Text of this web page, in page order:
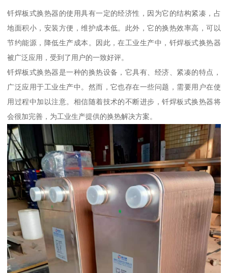
钎焊板式换热器的使用具有一定的经济性，因为它的结构紧凑，占
地面积小，安装方便，维护成本低。此外，它的换热效率高，可以
节约能源，降低生产成本。因此，在工业生产中，钎焊板式换热器
被广泛应用，受到了用户的一致好评。
钎焊板式换热器是一种的换热设备，它具有、经济、紧凑的特点，
广泛应用于工业生产中。然而，它也存在一些问题，需要用户在使
用过程中加以注意。相信随着技术的不断进步，钎焊板式换热器将
会很加完善，为工业生产提供的换热解决方案。